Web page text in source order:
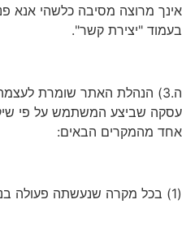
אינך מרוצה מסיבה כלשהי אנא
בעמוד "יצירת קשר".
ה.3) הנהלת האתר שומרת
עסקה שביצע המשתמש על פי
אחד מהמקרים הבאים:
(1) בכל מקרה שנעשתה פעולה בניגוד לקבוע בתקנון זה.